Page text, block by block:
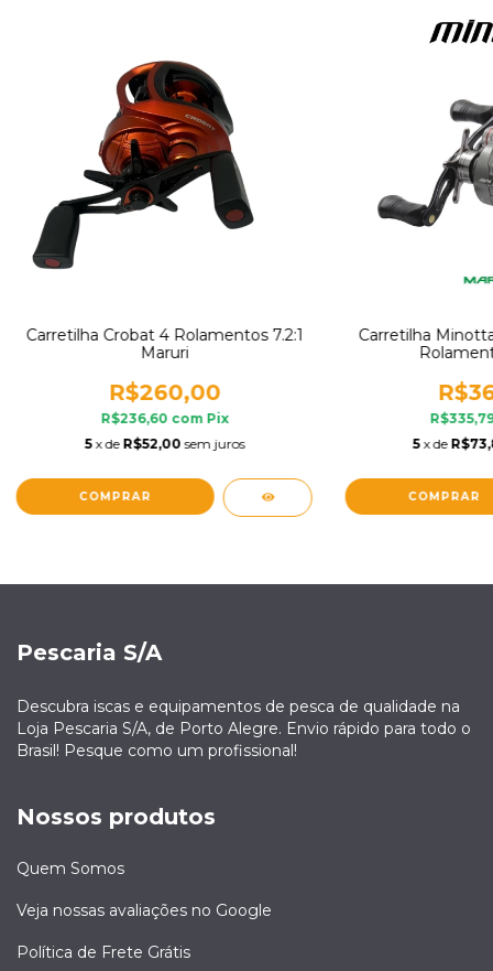
Carretilha Crobat 4 Rolamentos 7.2:1
Maruri
R$260,00
R$236,60 com Pix
5 x de R$52,00 sem juros
COMPRAR
Carretilha
5 x de
COMPRAR
Pescaria S/A
Descubra iscas e equipamentos de pesca de qualidade na
Loja Pescaria S/A, de Porto Alegre. Envio rápido para todo o
Brasil! Pesque como um profissional!
Nossos produtos
Quem Somos
Veja nossas avaliações no Google
Política de Frete Grátis